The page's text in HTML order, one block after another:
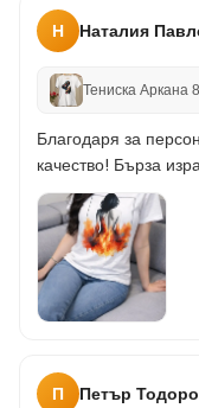
Н Наталия
Тениска Аркана
Благодаря за
качество! Бърза
П Петър